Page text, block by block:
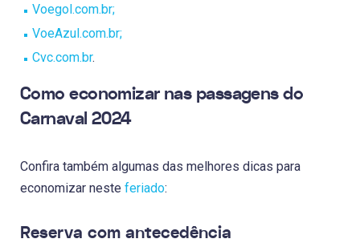
Voegol.com.br;
VoeAzul.com.br;
Cvc.com.br.
Como economizar nas passagens do
Carnaval 2024
Confira também algumas das melhores dicas para
economizar neste feriado:
Reserva com antecedência